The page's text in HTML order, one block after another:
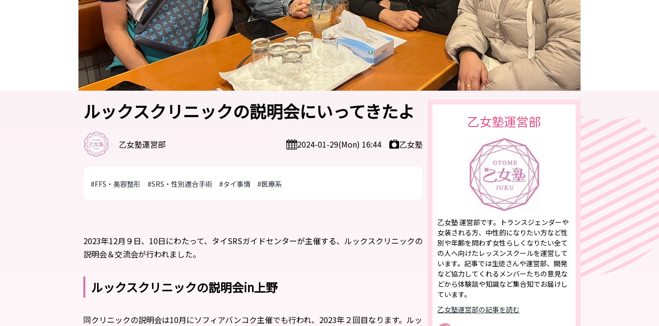
ルックスクリニックの説明会にいってきたよ
乙女塾運営部 2024-01-29(Mon) 16:44 乙女塾
#FFS・美容整形 #SRS・性別適合手術 #タイ事情 #医療系
2023年12月９日、10日にわたって、タイSRSガイドセンターが主催する、ルックスクリニックの
説明会＆交流会が行われました。
ルックスクリニックの説明会in上野
同クリニックの説明会は10月にソフィアバンコク主催でも行われ、2023年２回目なります。ルッ
乙女塾運営部
乙女塾 運営部です。トランスジェンダーや
女装される方、中性的になりたい方など性
別や年齢を問わず女性らしくなりたい全て
の人へ向けたレッスンスクールを運営して
います。記事では生徒さんや運営部、開発
など協力してくれるメンバーたちの意見な
どから体験談や知識など集合知でお届けし
ています。
乙女塾運営部の記事を読む